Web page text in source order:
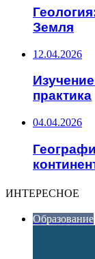
Земля
12.04.2026
практика
04.04.2026
ИНТЕРЕСНОЕ
Образование